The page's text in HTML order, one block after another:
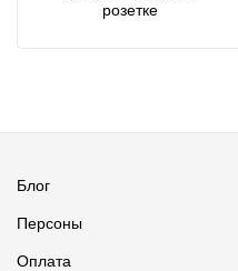
розетке
Блог
Персоны
Оплата